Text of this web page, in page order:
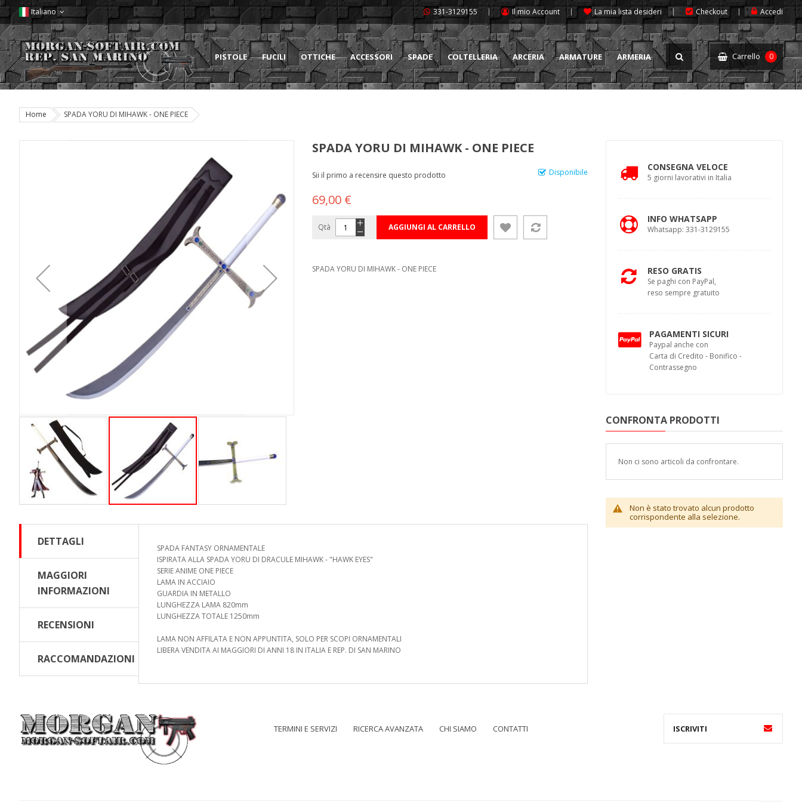
Italiano 331-3129155 Il mio Account La mia lista desideri Checkout Accedi
PISTOLE FUCILI OTTICHE ACCESSORI SPADE COLTELLERIA ARCERIA ARMATURE ARMERIA Carrello 0
Home SPADA YORU DI MIHAWK - ONE PIECE
SPADA YORU DI MIHAWK - ONE PIECE
Disponibile
Sii il primo a recensire questo prodotto
69,00 €
Qtà AGGIUNGI AL CARRELLO
SPADA YORU DI MIHAWK - ONE PIECE
DETTAGLI
MAGGIORI
INFORMAZIONI
RECENSIONI
RACCOMANDAZIONI
SPADA FANTASY ORNAMENTALE
ISPIRATA ALLA SPADA YORU DI DRACULE MIHAWK - "HAWK EYES"
SERIE ANIME ONE PIECE
LAMA IN ACCIAIO
GUARDIA IN METALLO
LUNGHEZZA LAMA 820mm
LUNGHEZZA TOTALE 1250mm
LAMA NON AFFILATA E NON APPUNTITA, SOLO PER SCOPI ORNAMENTALI
LIBERA VENDITA AI MAGGIORI DI ANNI 18 IN ITALIA E REP. DI SAN MARINO
CONSEGNA VELOCE
5 giorni lavorativi in Italia
INFO WHATSAPP
Whatsapp: 331-3129155
RESO GRATIS
Se paghi con PayPal,
reso sempre gratuito
PAGAMENTI SICURI
Paypal anche con
Carta di Credito - Bonifico -
Contrassegno
CONFRONTA PRODOTTI
Non ci sono articoli da confrontare.
Non è stato trovato alcun prodotto
corrispondente alla selezione.
TERMINI E SERVIZI RICERCA AVANZATA CHI SIAMO CONTATTI